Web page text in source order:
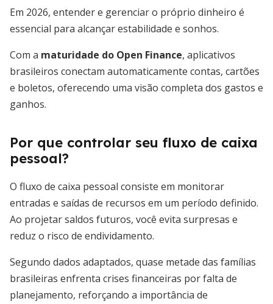
Em 2026, entender e gerenciar o próprio dinheiro é
essencial para alcançar estabilidade e sonhos.
Com a maturidade do Open Finance, aplicativos
brasileiros conectam automaticamente contas, cartões
e boletos, oferecendo uma visão completa dos gastos e
ganhos.
Por que controlar seu fluxo de caixa
pessoal?
O fluxo de caixa pessoal consiste em monitorar
entradas e saídas de recursos em um período definido.
Ao projetar saldos futuros, você evita surpresas e
reduz o risco de endividamento.
Segundo dados adaptados, quase metade das famílias
brasileiras enfrenta crises financeiras por falta de
planejamento, reforçando a importância de